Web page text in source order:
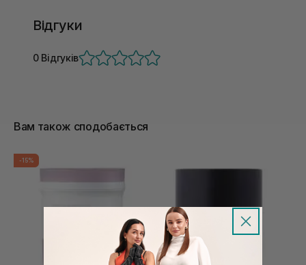
Відгуки
0 Відгуків
Вам також сподобається
-15%